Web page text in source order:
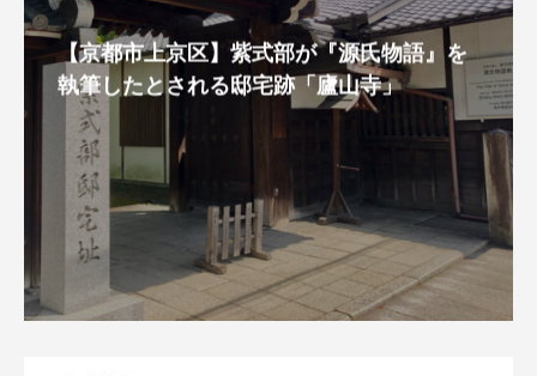
【京都市上京区】紫式部が『源氏物語』を
執筆したとされる邸宅跡「廬山寺」